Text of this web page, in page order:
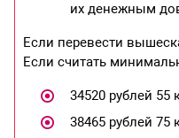
их денежным
Если перевести
Если считать
34520 рублей 55
38465 рублей 75